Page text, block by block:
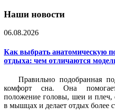
Наши новости
06.08.2026
Как выбрать анатомическую
отдыха: чем отличаются
Правильно подобранная
комфорт сна. Она помогает
положение головы, шеи и
в мышцах и делает отдых более